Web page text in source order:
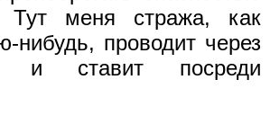
Тут меня стража, как
нибудь, проводит через
и ставит посреди